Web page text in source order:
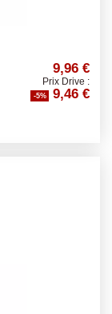
9,96 €
Prix Drive :
-5% 9,46 €